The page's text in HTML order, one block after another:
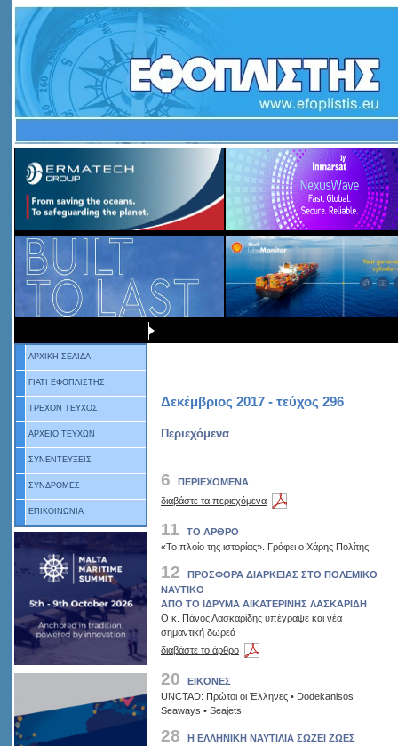
ΑΡΧΙΚΗ ΣΕΛΙΔΑ
ΓΙΑΤΙ ΕΦΟΠΛΙΣΤΗΣ
ΤΡΕΧΟΝ ΤΕΥΧΟΣ
ΑΡΧΕΙΟ ΤΕΥΧΩΝ
ΣΥΝΕΝΤΕΥΞΕΙΣ
ΣΥΝΔΡΟΜΕΣ
ΕΠΙΚΟΙΝΩΝΙΑ
Δεκέμβριος 2017 - τεύχος 296
Περιεχόμενα
6
ΠΕΡΙΕΧΟΜΕΝΑ
διαβάστε τα περιεχόμενα
11
ΤΟ ΑΡΘΡΟ
«Το πλοίο της ιστορίας». Γράφει ο Χάρης Πολίτης
12
ΠΡΟΣΦΟΡΑ ΔΙΑΡΚΕΙΑΣ ΣΤΟ ΠΟΛΕΜΙΚΟ
ΝΑΥΤΙΚΟ
ΑΠΟ ΤΟ ΙΔΡΥΜΑ ΑΙΚΑΤΕΡΙΝΗΣ ΛΑΣΚΑΡΙΔΗ
Ο κ. Πάνος Λασκαρίδης υπέγραψε και νέα
σημαντική δωρεά
διαβάστε το άρθρο
20
ΕΙΚΟΝΕΣ
UNCTAD: Πρώτοι οι Έλληνες • Dodekanisos
Seaways • Seajets
28
Η ΕΛΛΗΝΙΚΗ ΝΑΥΤΙΛΙΑ ΣΩΖΕΙ ΖΩΕΣ